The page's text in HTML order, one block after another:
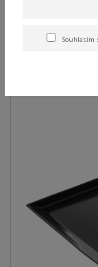
ORION
Souhlasím